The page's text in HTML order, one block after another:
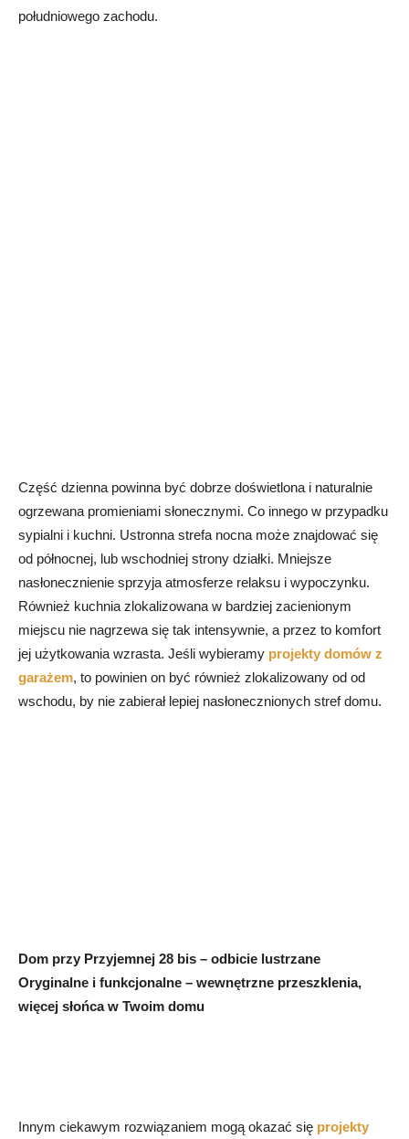
południowego zachodu.
Część dzienna powinna być dobrze doświetlona i naturalnie
ogrzewana promieniami słonecznymi. Co innego w przypadku
sypialni i kuchni. Ustronna strefa nocna może znajdować się
od północnej, lub wschodniej strony działki. Mniejsze
nasłonecznienie sprzyja atmosferze relaksu i wypoczynku.
Również kuchnia zlokalizowana w bardziej zacienionym
miejscu nie nagrzewa się tak intensywnie, a przez to komfort
jej użytkowania wzrasta. Jeśli wybieramy projekty domów z
garażem, to powinien on być również zlokalizowany od od
wschodu, by nie zabierał lepiej nasłonecznionych stref domu.
Dom przy Przyjemnej 28 bis – odbicie lustrzane
Oryginalne i funkcjonalne – wewnętrzne przeszklenia,
więcej słońca w Twoim domu
Innym ciekawym rozwiązaniem mogą okazać się projekty